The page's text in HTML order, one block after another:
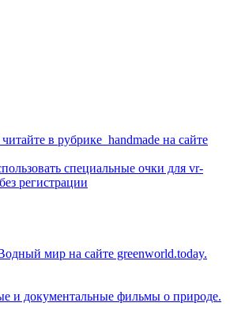
в рубрике handmade на сайте
специальные очки для vr-
регистрации
мир на сайте greenworld.today.
и документальные фильмы о природе.